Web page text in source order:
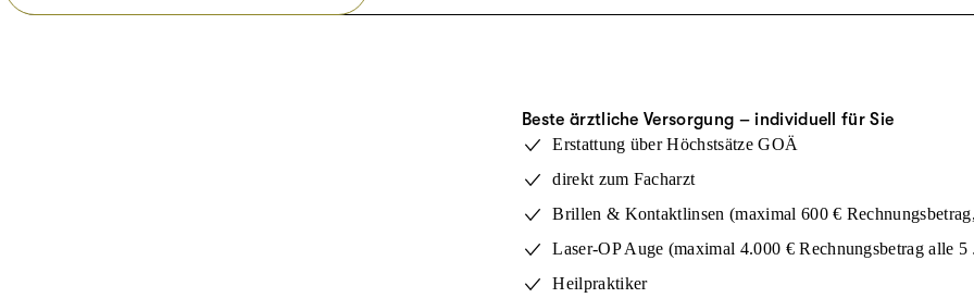
Beste ärztliche Versorgung – individuell für Sie
Erstattung über Höchstsätze GOÄ
direkt zum Facharzt
Brillen & Kontaktlinsen (maximal 600 €
Laser-OP Auge (maximal 4.000 € Rechnungsbetrag alle
Heilpraktiker